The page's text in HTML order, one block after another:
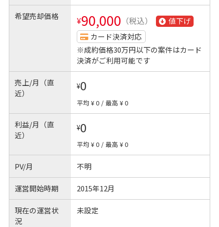
希望売却価格 ¥90,000 （税込）
値下げ
カード決済対応
※成約価格30万円以下の案件はカード
決済がご利用可能です
売上/月（直
近）
¥0
平均 ¥ 0 / 最高 ¥ 0
利益/月（直
近）
¥0
平均 ¥ 0 / 最高 ¥ 0
PV/月 不明
運営開始時期 2015年12月
現在の運営状
況
未設定